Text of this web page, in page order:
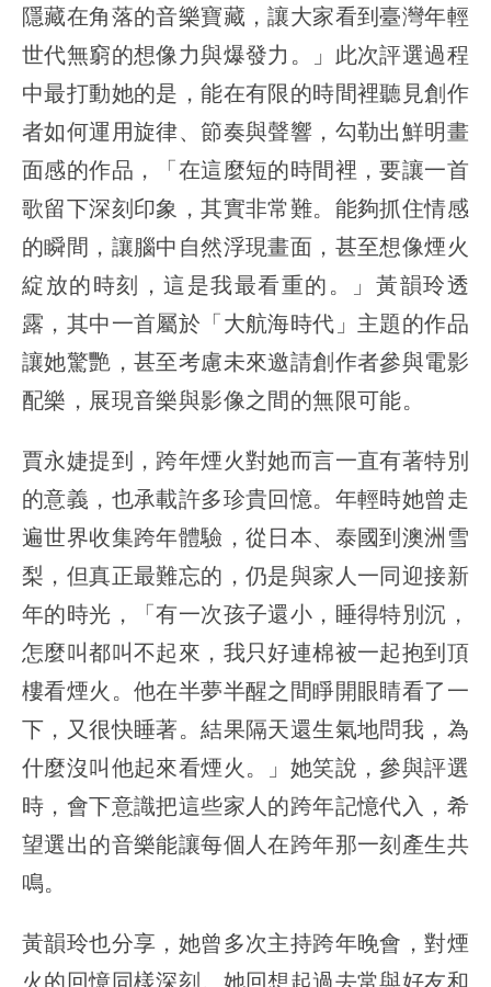
隱藏在角落的音樂寶藏，讓大家看到臺灣年輕
世代無窮的想像力與爆發力。」此次評選過程
中最打動她的是，能在有限的時間裡聽見創作
者如何運用旋律、節奏與聲響，勾勒出鮮明畫
面感的作品，「在這麼短的時間裡，要讓一首
歌留下深刻印象，其實非常難。能夠抓住情感
的瞬間，讓腦中自然浮現畫面，甚至想像煙火
綻放的時刻，這是我最看重的。」黃韻玲透
露，其中一首屬於「大航海時代」主題的作品
讓她驚艷，甚至考慮未來邀請創作者參與電影
配樂，展現音樂與影像之間的無限可能。
賈永婕提到，跨年煙火對她而言一直有著特別
的意義，也承載許多珍貴回憶。年輕時她曾走
遍世界收集跨年體驗，從日本、泰國到澳洲雪
梨，但真正最難忘的，仍是與家人一同迎接新
年的時光，「有一次孩子還小，睡得特別沉，
怎麼叫都叫不起來，我只好連棉被一起抱到頂
樓看煙火。他在半夢半醒之間睜開眼睛看了一
下，又很快睡著。結果隔天還生氣地問我，為
什麼沒叫他起來看煙火。」她笑說，參與評選
時，會下意識把這些家人的跨年記憶代入，希
望選出的音樂能讓每個人在跨年那一刻產生共
鳴。
黃韻玲也分享，她曾多次主持跨年晚會，對煙